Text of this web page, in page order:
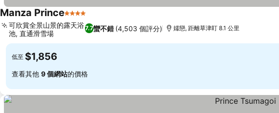
Manza Prince4 星級
7.7蠻不錯 (4,503 個評分)
可欣賞全景山景的露天浴
池, 直通滑雪場
嬬戀, 距離草津盯 8.1 公里
低至 $1,856
查看其他 9 個網站的價格